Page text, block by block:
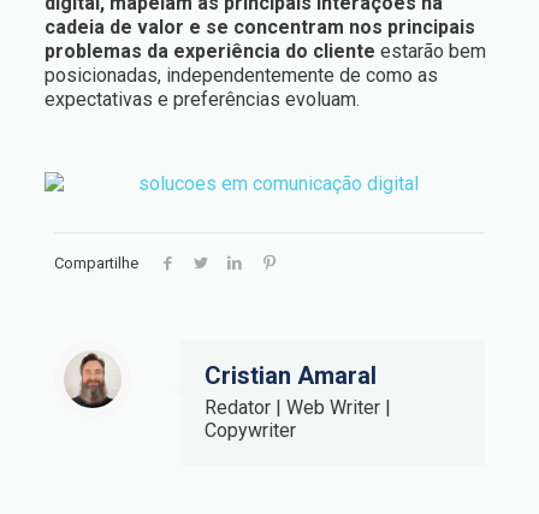
cadeia de valor e se concentram nos principais
problemas da experiência do cliente estarão bem
posicionadas, independentemente de como as
expectativas e preferências evoluam.
Compartilhe
Cristian Amaral
Redator | Web Writer |
Copywriter